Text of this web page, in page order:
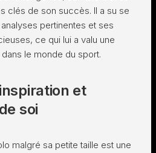
clés de son succès. Il a su se
pertinentes et ses
ce qui lui a valu une
le monde du sport.
et
soi
malgré sa petite taille est une